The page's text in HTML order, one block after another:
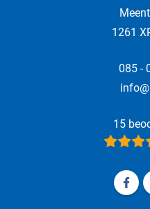
1261
085 -
15